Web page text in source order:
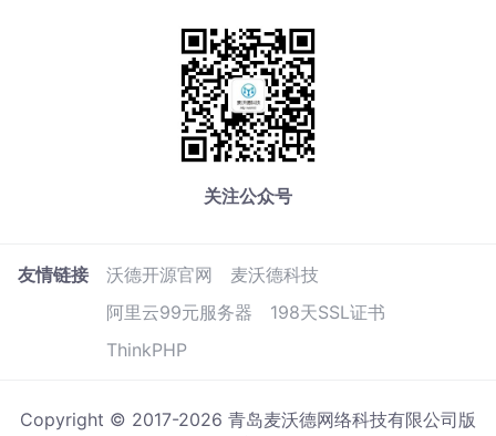
关注公众号
友情链接 沃德开源官网
麦沃德科技
阿里云99元服务器
198天SSL证书
ThinkPHP
Copyright © 2017-2026 青岛麦沃德网络科技有限公司版